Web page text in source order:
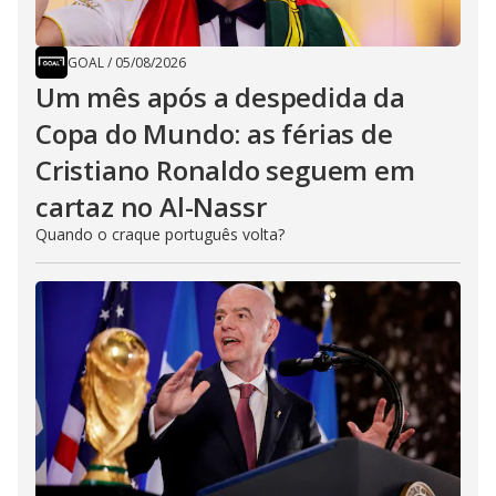
GOAL/ 05/08/2026
Um mês após a despedida da
Copa do Mundo: as férias de
Cristiano Ronaldo seguem em
cartaz no Al-Nassr
Quando o craque português volta?